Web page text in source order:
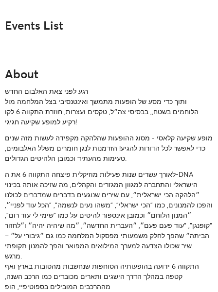
Events List
About
רגע לפני צאת האלבום החדש
ותוך כדי מסע של הופעות מתמשך ואינטנסיבי בצל המלחמה מול
הלוחמים בשטח,, בבסיסי צה״ל, טקסים ועצרות, חוזרת התקווה 6 לקו
רקיע למופע שקיעה חגיגי!
מופע שקיעה קלאסי - מסוג ההופעות שהלהקה מקפידה לעשות מזה שנים
כדי לאפשר לכל הדורות להגיע! הזדמנות לנגן חומרים משלל האלבומים,
טעימות מהעתיד וכמובן הלהיטים הגדולים.
לאורך עשרים שנות פעילות מוזיקלית פיצחה התקווה 6 את ה-DNA
הישראלי והתחברה למגוון המגזרים והקהלים, מה שזיכה אותה בכינוי
״הלהקה הכי ישראלית״, עם שירים שנוגעים בדברים שמדברים לכולנו
והפכו להמנונים, כמו "הכי ישראלי", "משהו נעים לנשמה", "הכל עוד לפניי״,
״המנון הלוחם״ וכמובן אינספור להיטים על כמו "שימי לי עוד רום”,
“קופנגן”, “עוד פעם פעם״, ״העברית החדשה״, ״מה שיהיה יהיה״ ו״לחזור
הביתה״ שהפך לחלק משמעותי מפסקול המלחמה כמו גם ״גיבורי על״ –
שיר שכולו הצדעה למערך המילואים המפואר והפך להמנון תקופתי
מרגש.
התקווה 6 ידועה בהופעותיה הסוחפות שנחשבות מהטובות בארץ ואף
קטפה במהלך הדרך הישגים ותארים מכובדים כמו הרכב השנה,
מההרכבים המובילים בספוטיפיי, הופ